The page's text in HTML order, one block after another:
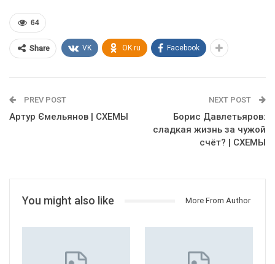
64
Share VK OK.ru Facebook
PREV POST
Артур Ємельянов | СХЕМЫ
NEXT POST
Борис Давлетьяров:
сладкая жизнь за чужой
счёт? | СХЕМЫ
You might also like More From Author